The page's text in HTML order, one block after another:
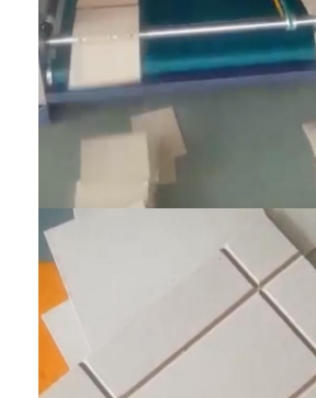
Các sản phẩm
Video
Về chúng tôi
Tham quan nhà máy
Kiểm soát chất lượng
Tin tức
Các trường hợp